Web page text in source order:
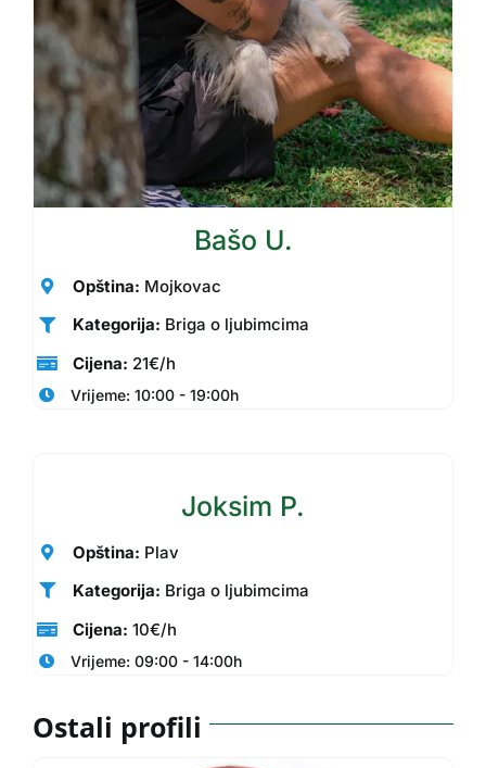
Bašo U.
Opština: Mojkovac
Kategorija: Briga o ljubimcima
Cijena: 21€/h
Vrijeme: 10:00 - 19:00h
Joksim P.
Opština: Plav
Kategorija: Briga o ljubimcima
Cijena: 10€/h
Vrijeme: 09:00 - 14:00h
Ostali profili